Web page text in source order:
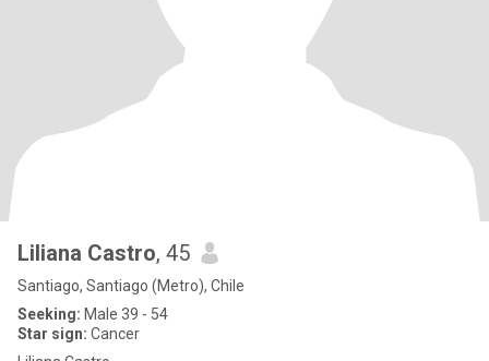
Liliana Castro, 45
Santiago, Santiago (Metro), Chile
Seeking: Male 39 - 54
Star sign: Cancer